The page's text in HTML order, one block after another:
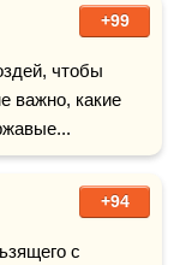
+99
чтобы
важно, какие
+94
с